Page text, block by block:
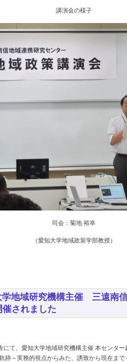
講演会の様子
司会：菊地 裕幸
（愛知大学地域政策学部教授）
学地域研究機構主催 三遠南
されました
て、愛知大学地域研究機構主催 本センタ
跡～実務的視点からみた、誘致から現在ま